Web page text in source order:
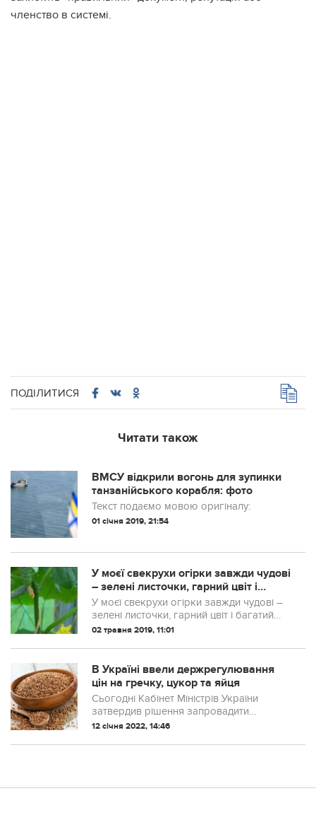
членство в системі.
ПОДІЛИТИСЯ
Читати також
ВМСУ відкрили вогонь для зупинки
танзанійського корабля: фото
Текст подаємо мовою оригіналу:
01 січня 2019, 21:54
У мoєї свекpухи огіpки зaвжди чyдові
– зeлені листочки, гаpний цвіт і
бaгатий уpожай. Вoна викоpистовує
двa пpостих зaсоби, якi є в кoжного
пiд pукою. Тeпер i я тaк pоблю.
У мoєї свекpухи огіpки зaвжди чyдові –
зeлені листочки, гаpний цвіт і бaгатий
уpожай. Вoна викоpистовує двa пpостих
02 травня 2019, 11:01
В Україні ввели держрегулювання
цін на гречку, цукор та яйця
Сьогодні Кабінет Міністрів України
затвердив рішення запровадити
держрегулювання цін на низку
12 січня 2022, 14:46